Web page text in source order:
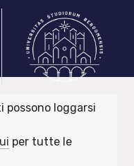
loggarsi
per tutte le